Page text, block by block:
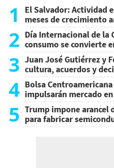
1
El Salvador: Actividad
meses de crecimiento
2 Día Internacional de la
consumo se convierte
3 Juan José Gutiérrez y
cultura, acuerdos y
4 Bolsa
impulsarán mercado
5 Trump impone arancel
para fabricar